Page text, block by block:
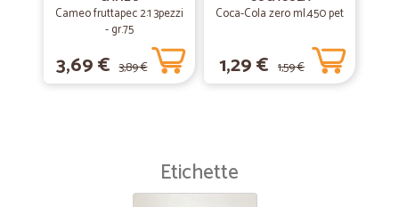
Cameo fruttapec 2:1 3pezzi
- gr.75
3,69 € 3,89 €
Coca-Cola zero ml.450 pet
1,29 € 1,59 €
Etichette